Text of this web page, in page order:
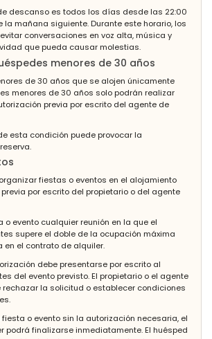
descanso es todos los días desde las 22:00
mañana siguiente. Durante este horario, los
conversaciones en voz alta, música y
que pueda causar molestias.
menores de 30 años
de 30 años que se alojen únicamente
menores de 30 años solo podrán realizar
previa por escrito del agente de
esta condición puede provocar la
fiestas o eventos en el alojamiento
por escrito del propietario o del agente
o evento cualquier reunión en la que el
supere el doble de la ocupación máxima
el contrato de alquiler.
debe presentarse por escrito al
del evento previsto. El propietario o el agente
rechazar la solicitud o establecer condiciones
o evento sin la autorización necesaria, el
podrá finalizarse inmediatamente. El huésped